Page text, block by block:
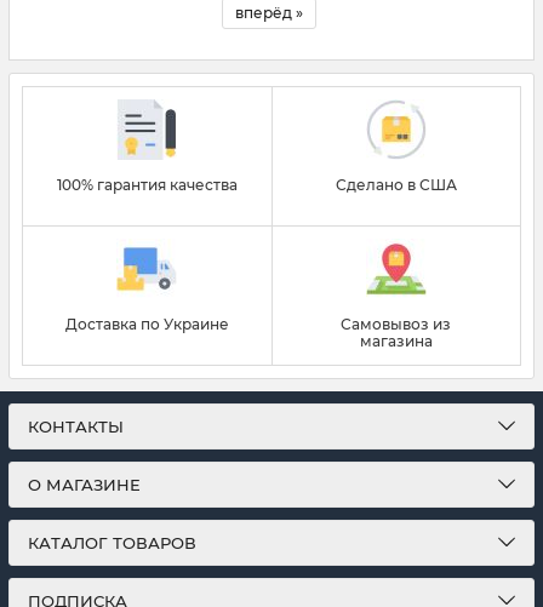
вперёд »
100% гарантия качества Сделано в США
Доставка по Украине
Самовывоз из
магазина
КОНТАКТЫ
О МАГАЗИНЕ
КАТАЛОГ ТОВАРОВ
ПОДПИСКА